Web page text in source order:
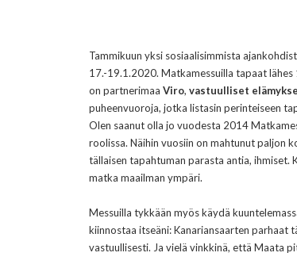
Tammikuun yksi sosiaalisimmista
17.-19.1.2020. Matkamessuilla tapaat
on partnerimaa Viro, vastuulliset
puheenvuoroja, jotka listasin perinteiseen
Olen saanut olla jo vuodesta 2014
roolissa. Näihin vuosiin on mahtunut paljon
tällaisen tapahtuman parasta antia, ihmiset.
matka maailman ympäri.
Messuilla tykkään myös käydä
kiinnostaa itseäni: Kanariansaarten parhaat
vastuullisesti. Ja vielä vinkkinä, että Maata